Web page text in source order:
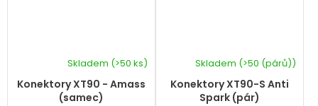
Konektory XT90 - Amass
(samec)
Skladem (>50 ks)
Konektory XT90-S Anti
Spark (pár)
Průměrné
hodnocení
produktu
Skladem (>50 (párů))